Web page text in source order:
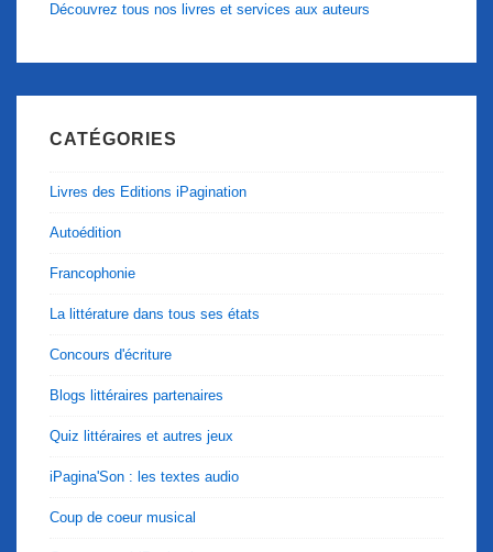
Découvrez tous nos livres et services aux auteurs
CATÉGORIES
Livres des Editions iPagination
Autoédition
Francophonie
La littérature dans tous ses états
Concours d'écriture
Blogs littéraires partenaires
Quiz littéraires et autres jeux
iPagina'Son : les textes audio
Coup de coeur musical